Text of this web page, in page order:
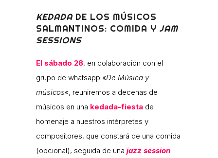
KEDADADE LOS MÚSICOS
SALMANTINOS: COMIDA Y JAM
SESSIONS
El sábado 28, en colaboración con el
grupo de whatsapp «De Música y
músicos«, reuniremos a decenas de
músicos en una kedada-fiesta de
homenaje a nuestros intérpretes y
compositores, que constará de una comida
(opcional), seguida de una jazz session